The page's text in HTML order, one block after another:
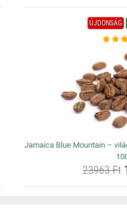
ÚJDONSÁG
Jamaica Blue Mountain –
23963 Ft